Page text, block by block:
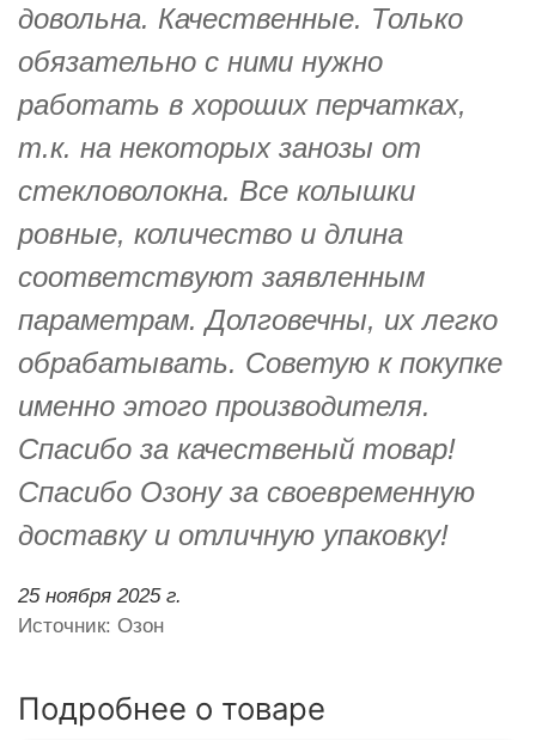
довольна. Качественные. Только
обязательно с ними нужно
работать в хороших перчатках,
т.к. на некоторых занозы от
стекловолокна. Все колышки
ровные, количество и длина
соответствуют заявленным
параметрам. Долговечны, их легко
обрабатывать. Советую к покупке
именно этого производителя.
Спасибо за качественый товар!
Спасибо Озону за своевременную
доставку и отличную упаковку!
25 ноября 2025 г.
Источник: Озон
Подробнее о товаре